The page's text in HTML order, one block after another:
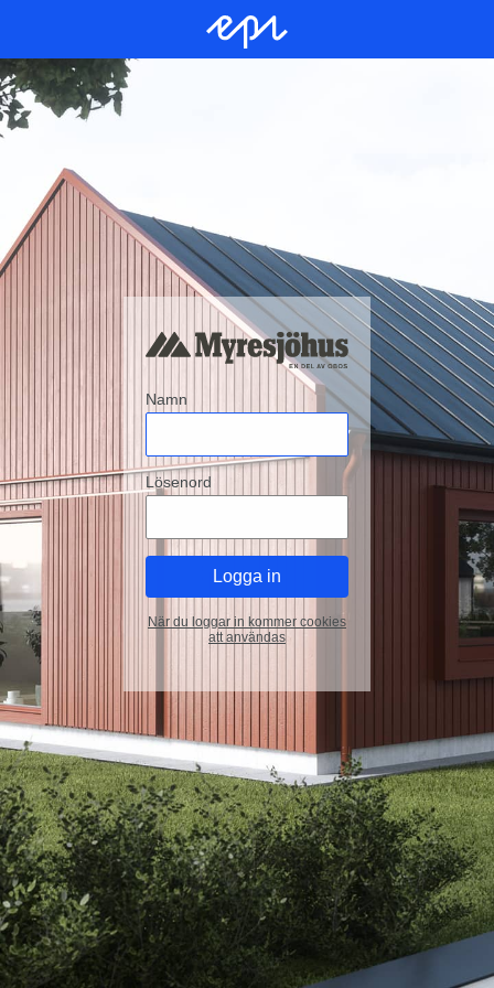
Namn
Lösenord
När du loggar in kommer cookies
att användas